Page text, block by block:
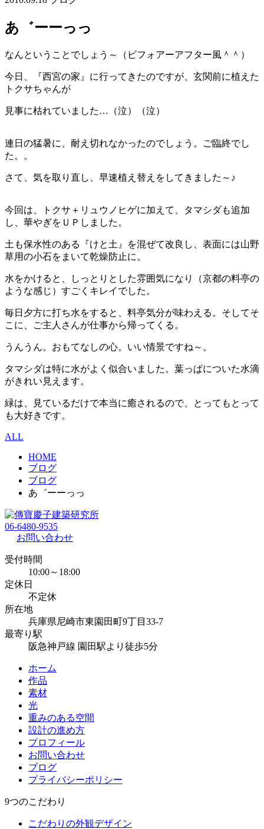
あ゛ーーっっ
なんということでしょう～（ビフォアーアフター風＾＾）
今日、『西宮の家』に行ってきたのですが、玄関前に植えた
トクサちゃんが
見事に枯れていました…（泣）（泣）
連日の猛暑に、耐え切れなかったのでしょう。ご臨終でし
た。。
さて、気を取り直し、早速植え替えをしてきました～♪
今回は、トクサ＋リュウノヒゲに加えて、タマシダも追加
し、華やぎをＵＰしました。
土も保水性のある『けと土』を混ぜて改良し、表面には山野
草用の小石をまいて乾燥防止に。
水をかけると、しっとりとした雰囲気になり（京都の料亭の
ような感じ）すごくキレイでした。
毎日夕方に打ち水をすると、料亭気分が味わえる。そしてそ
こに、ご主人さんが仕事から帰ってくる。
うんうん。おもてなしの心。いい情景ですね～。
タマシダは特に水がよく似合いました。葉っぱについた水滴
がきれい見えます。
緑は、見ているだけで本当に癒されるので、とってもとって
も大好きです。
ALL
HOME
ブログ
ブログ
あ゛ーーっっ
06-6480-9535
お問い合わせ
受付時間
10:00～18:00
定休日
不定休
所在地
兵庫県尼崎市東園田町9丁目33-7
最寄り駅
阪急神戸線 園田駅より徒歩5分
ホーム
作品
素材
光
重みのある空間
設計の進め方
プロフィール
お問い合わせ
ブログ
プライバシーポリシー
9つのこだわり
こだわりの外観デザイン